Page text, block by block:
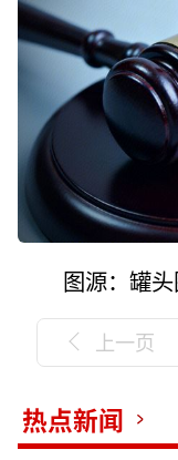
图源：罐
上一页
热点新闻